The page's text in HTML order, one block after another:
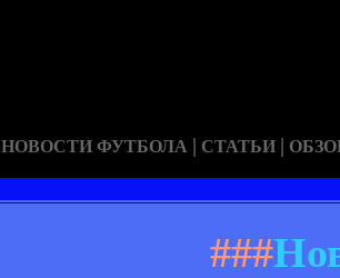
НОВОСТИ ФУТБОЛА | СТАТЬИ |
###